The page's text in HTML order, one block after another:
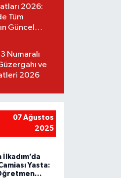
2026:
Tüm
Güncel
Numaralı
ve
2026
07 Ağustos
2025
İlkadım’da
Yasta: